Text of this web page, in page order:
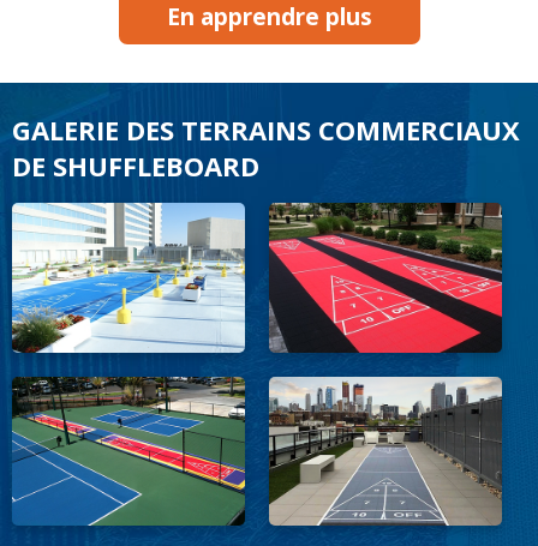
En apprendre plus
GALERIE DES TERRAINS COMMERCIAUX
DE SHUFFLEBOARD